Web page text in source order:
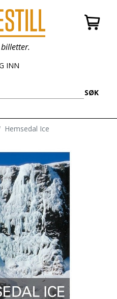
INN
SØK
Hemsedal Ice